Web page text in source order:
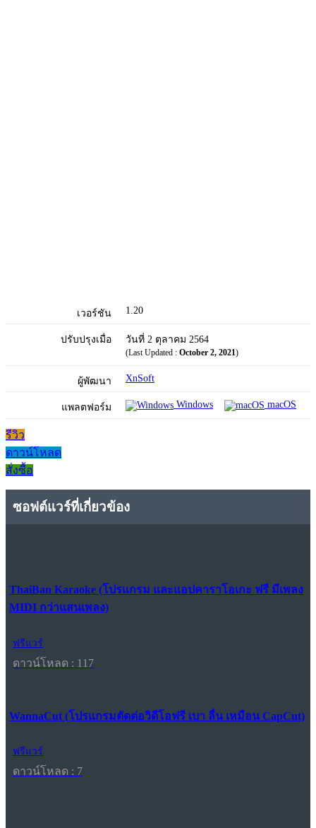
เวอร์ชัน 1.20
ปรับปรุงเมื่อ วันที่ 2 ตุลาคม 2564
(Last Updated : October 2, 2021)
ผู้พัฒนา XnSoft
แพลตฟอร์ม Windows macOS
รีวิว
ดาวน์โหลด
สั่งซื้อ
ซอฟต์แวร์ที่เกี่ยวข้อง
ThaiBan Karaoke (โปรแกรม และแอปคาราโอเกะ ฟรี มีเพลง
MIDI กว่าแสนเพลง)
ฟรีแวร์
ดาวน์โหลด : 117
WannaCut (โปรแกรมตัดต่อวิดีโอฟรี เบา ลื่น เหมือน CapCut)
ฟรีแวร์
ดาวน์โหลด : 7